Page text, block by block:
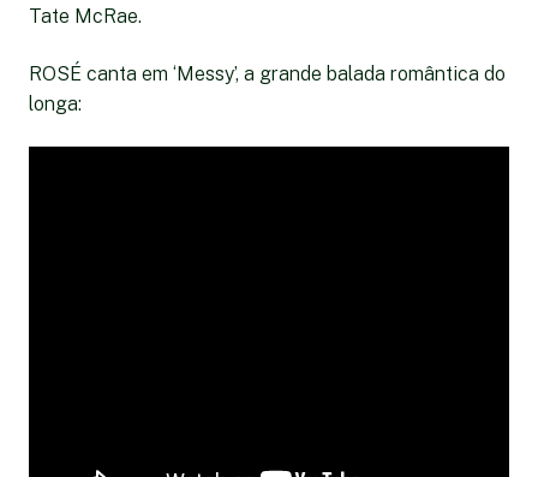
Tate McRae.
ROSÉ canta em ‘Messy’, a grande balada romântica do
longa: